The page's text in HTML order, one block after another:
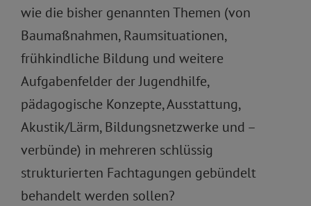
wie die bisher genannten Themen (von
Baumaßnahmen, Raumsituationen,
frühkindliche Bildung und weitere
Aufgabenfelder der Jugendhilfe,
pädagogische Konzepte, Ausstattung,
Akustik/Lärm, Bildungsnetzwerke und –
verbünde) in mehreren schlüssig
strukturierten Fachtagungen gebündelt
behandelt werden sollen?